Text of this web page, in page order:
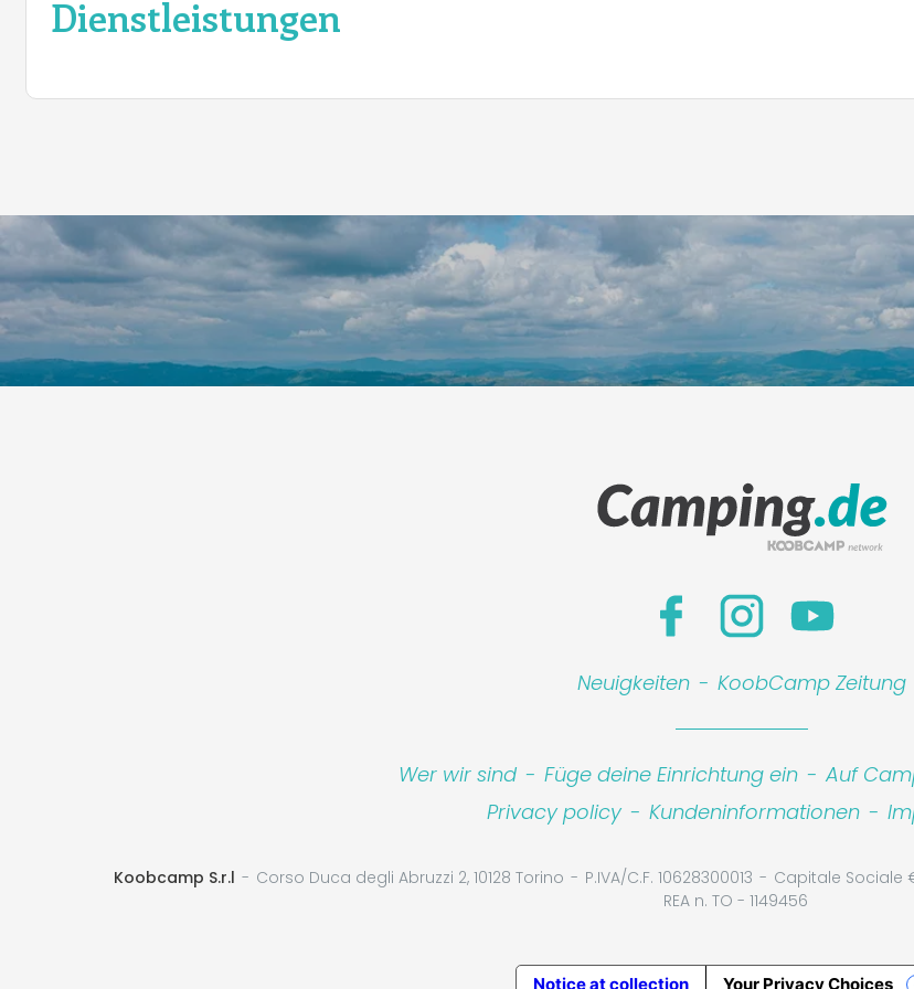
Aktivitäten und Unterhaltung
einen Outdoor-Fitnessbereich, ein Multisportfeld und einen Spielplatz für Kinder mit altersgerechten
spektakulären Wanderungen ein, wie dem Blanc-Martel-Weg oder dem Imbut-Weg, die Naturliebhaber
Abenteuerlustige gleichermaßen begeistern. Wassersportfans können Kajak fahren, raften oder ein
Tretboot mieten, um die ruhigen Gewässer des Lac de Sainte-Croix zu erkunden. Die umliegenden Dörfer
traditionelle Märkte, sommerliche Veranstaltungen wie Jazzkonzerte und Festivals sowie eine reiche
Tradition, die es zu entdecken gilt
Dienstleistungen
Neuigkeiten - KoobCamp Zeitung
Wer wir sind - Füge deine Einrichtung ein - Auf
Privacy policy - Kundeninformationen -
Koobcamp S.r.l Corso Duca degli Abruzzi 2, 10128 Torino P.IVA/C.F. 10628300013 Capitale Sociale
REA n. TO - 1149456
Notice at collection Your Privacy Choices